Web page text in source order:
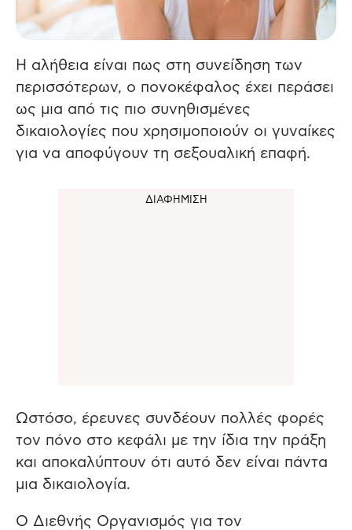
Η αλήθεια είναι πως στη συνείδηση των
περισσότερων, ο πονοκέφαλος έχει περάσει
ως μια από τις πιο συνηθισμένες
δικαιολογίες που χρησιμοποιούν οι γυναίκες
για να αποφύγουν τη σεξουαλική επαφή.
Ωστόσο, έρευνες συνδέουν πολλές φορές
τον πόνο στο κεφάλι με την ίδια την πράξη
και αποκαλύπτουν ότι αυτό δεν είναι πάντα
μια δικαιολογία.
O Διεθνής Οργανισμός για τον